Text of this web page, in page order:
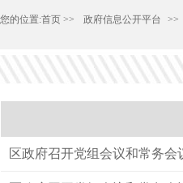
您的位置:首页 >> 政府信息公开平台 >>
区政府召开党组会议和常务会